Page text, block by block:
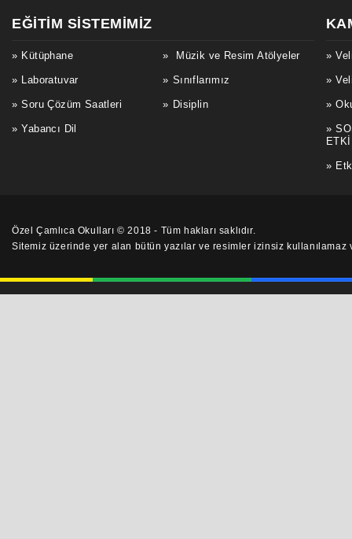
EĞITIM SISTEMIMIZ
Kütüphane Müzik ve Resim Atölyeler
Laboratuvar Sınıflarımız
Soru Çözüm Saatleri Disiplin
Yabancı Dil
Özel Çamlıca Okulları © 2018 - Tüm hakları saklıdır.
Sitemiz üzerinde yer alan bütün yazılar ve resimler izinsiz kullanılamaz